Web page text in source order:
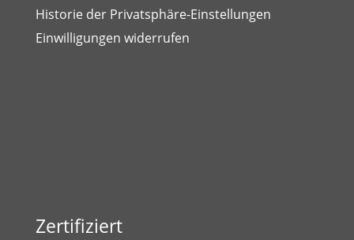
Historie der Privatsphäre-Einstellungen
Einwilligungen widerrufen
Zertifiziert